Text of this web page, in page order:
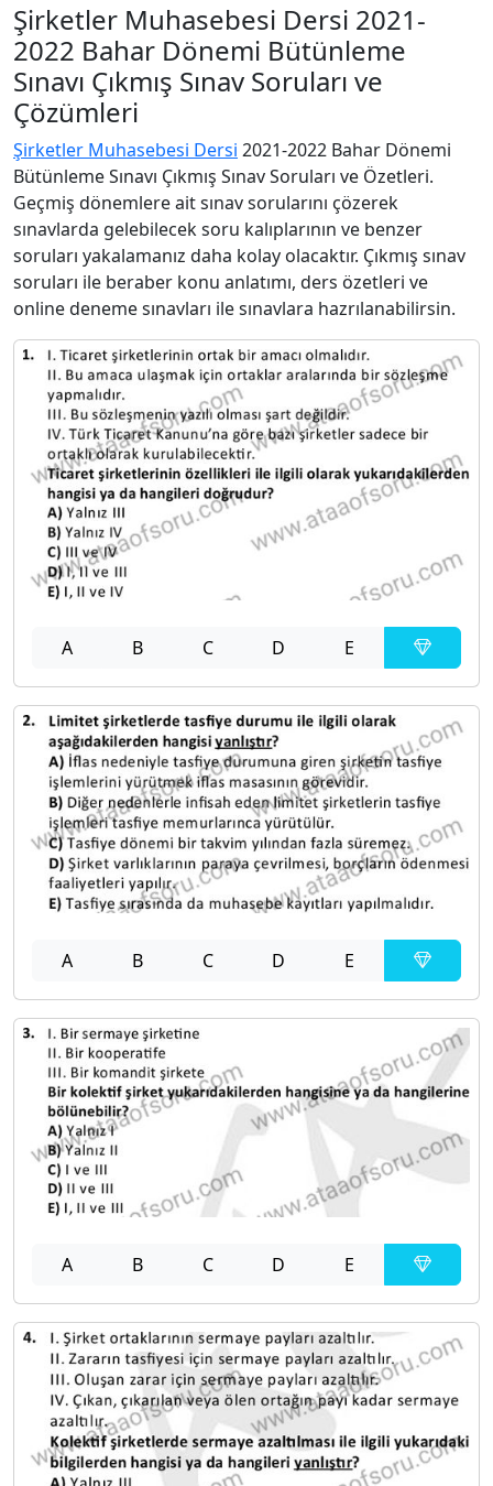
Şirketler Muhasebesi Dersi 2021-
2022 Bahar Dönemi Bütünleme
Sınavı Çıkmış Sınav Soruları ve
Çözümleri
Şirketler Muhasebesi Dersi 2021-2022 Bahar Dönemi
Bütünleme Sınavı Çıkmış Sınav Soruları ve Özetleri.
Geçmiş dönemlere ait sınav sorularını çözerek
sınavlarda gelebilecek soru kalıplarının ve benzer
soruları yakalamanız daha kolay olacaktır. Çıkmış sınav
soruları ile beraber konu anlatımı, ders özetleri ve
online deneme sınavları ile sınavlara hazrılanabilirsin.
A B C D E
A B C D E
A B C D E